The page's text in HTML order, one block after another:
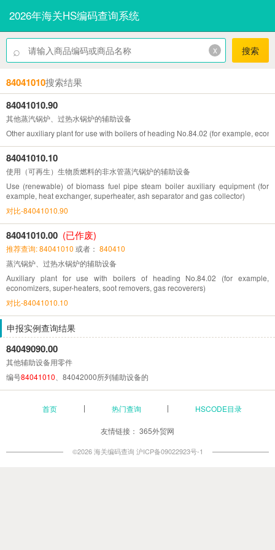
2026年海关HS编码查询系统
⌕ x 搜索
84041010搜索结果
84041010.90
其他蒸汽锅炉、过热水锅炉的辅助设备
Other auxiliary plant for use with boilers of heading No.84.02 (for example,
84041010.10
使用（可再生）生物质燃料的非水管蒸汽锅炉的辅助设备
Use (renewable) of biomass fuel pipe steam boiler auxiliary equipment (for
example, heat exchanger, superheater, ash separator and gas collector)
对比-84041010.90
84041010.00 (已作废)
推荐查询: 84041010 或者： 840410
蒸汽锅炉、过热水锅炉的辅助设备
Auxiliary plant for use with boilers of heading No.84.02 (for example,
economizers, super-heaters, soot removers, gas recoverers)
对比-84041010.10
申报实例查询结果
84049090.00
其他辅助设备用零件
编号84041010 、84042000所列辅助设备的
首页 热门查询 HSCODE目录
友情链接： 365外贸网
©2026 海关编码查询 沪ICP备09022923号-1